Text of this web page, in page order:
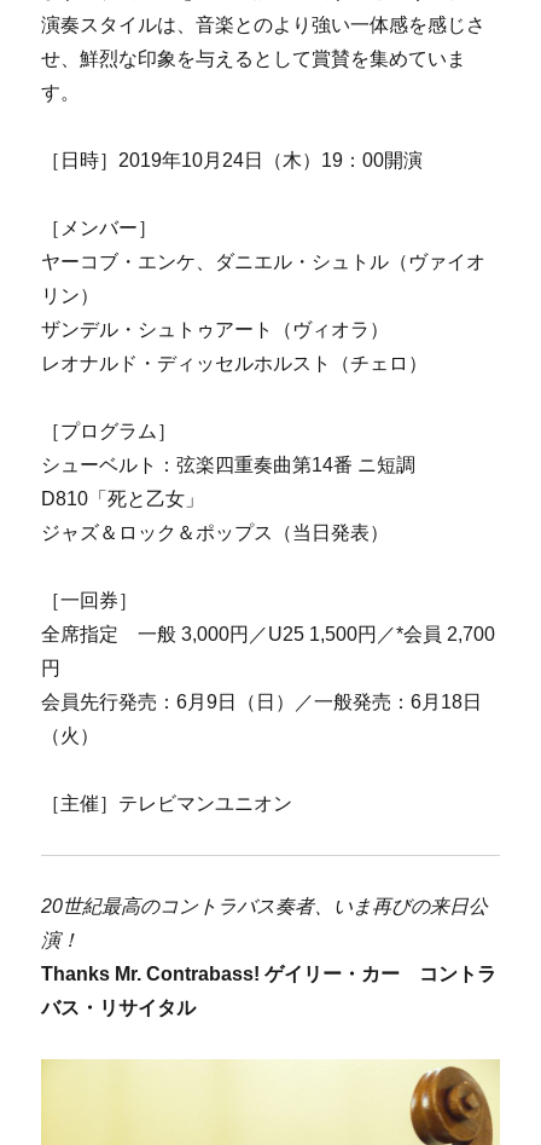
演奏スタイルは、音楽とのより強い一体感を感じさ
せ、鮮烈な印象を与えるとして賞賛を集めていま
す。
［日時］2019年10月24日（木）19：00開演
［メンバー］
ヤーコブ・エンケ、ダニエル・シュトル（ヴァイオ
リン）
ザンデル・シュトゥアート（ヴィオラ）
レオナルド・ディッセルホルスト（チェロ）
［プログラム］
シューベルト：弦楽四重奏曲第14番 ニ短調
D810「死と乙女」
ジャズ＆ロック＆ポップス（当日発表）
［一回券］
全席指定 一般 3,000円／U25 1,500円／*会員 2,700
円
会員先行発売：6月9日（日）／一般発売：6月18日
（火）
［主催］テレビマンユニオン
20世紀最高のコントラバス奏者、いま再びの来日公
演！
Thanks Mr. Contrabass! ゲイリー・カー コントラ
バス・リサイタル